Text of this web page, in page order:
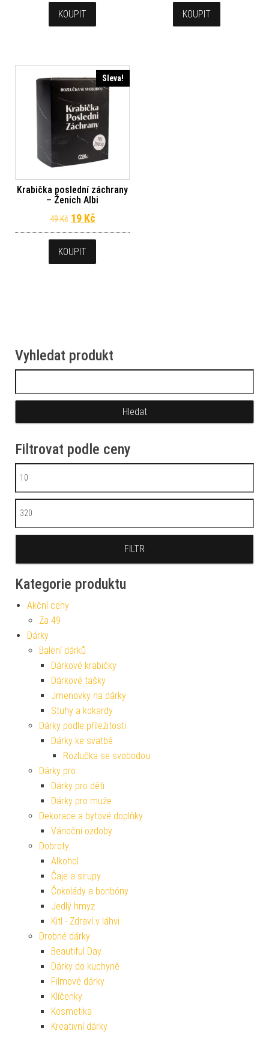
KOUPIT KOUPIT
Sleva!
Krabička poslední záchrany
– Ženich Albi
49Kč Původní cena byla: 49 Kč.
19 KčAktuální cena je: 19 Kč.
KOUPIT
Vyhledat produkt
Filtrovat podle ceny
Minimální cena
Maximální cena
FILTR
Kategorie produktu
Akční ceny
Za 49
Dárky
Balení dárků
Dárkové krabičky
Dárkové tašky
Jmenovky na dárky
Stuhy a kokardy
Dárky podle příležitosti
Dárky ke svatbě
Rozlučka se svobodou
Dárky pro
Dárky pro děti
Dárky pro muže
Dekorace a bytové doplňky
Vánoční ozdoby
Dobroty
Alkohol
Čaje a sirupy
Čokolády a bonbóny
Jedlý hmyz
Kitl - Zdraví v láhvi
Drobné dárky
Beautiful Day
Dárky do kuchyně
Filmové dárky
Klíčenky
Kosmetika
Kreativní dárky